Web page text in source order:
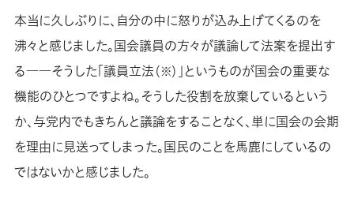
本当に久しぶりに、自分の中に怒りが込み上げてくるのを
沸々と感じました。国会議員の方々が議論して法案を提出す
る――そうした「議員立法（※） 」というものが国会の重要な
機能のひとつですよね。そうした役割を放棄しているという
か、与党内でもきちんと議論をすることなく、単に国会の会期
を理由に見送ってしまった。国民のことを馬鹿にしているの
ではないかと感じました。